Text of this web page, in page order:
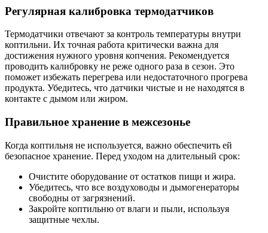
Регулярная калибровка термодатчиков
Термодатчики отвечают за контроль температуры внутри
коптильни. Их точная работа критически важна для
достижения нужного уровня копчения. Рекомендуется
проводить калибровку не реже одного раза в сезон. Это
поможет избежать перегрева или недостаточного прогрева
продукта. Убедитесь, что датчики чистые и не находятся в
контакте с дымом или жиром.
Правильное хранение в межсезонье
Когда коптильня не используется, важно обеспечить ей
безопасное хранение. Перед уходом на длительный срок:
Очистите оборудование от остатков пищи и жира.
Убедитесь, что все воздуховоды и дымогенераторы
свободны от загрязнений.
Закройте коптильню от влаги и пыли, используя
защитные чехлы.